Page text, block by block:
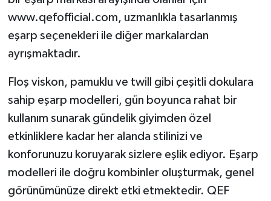
www.qefofficial.com, uzmanlıkla tasarlanmış
eşarp seçenekleri ile diğer markalardan
ayrışmaktadır.
Floş viskon, pamuklu ve twill gibi çeşitli dokulara
sahip eşarp modelleri, gün boyunca rahat bir
kullanım sunarak gündelik giyimden özel
etkinliklere kadar her alanda stilinizi ve
konforunuzu koruyarak sizlere eşlik ediyor. Eşarp
modelleri ile doğru kombinler oluşturmak, genel
görünümünüze direkt etki etmektedir. QEF